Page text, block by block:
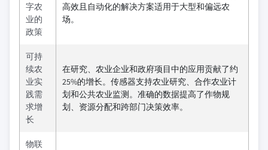
字农
业的
政策
高效且自动化的解决方案适用于大型和偏远农
场。
可持
续农
业实
践需
求增
长
在研究、农业企业和政府项目中的应用贡献了约
25%的增长。传感器支持农业研究、合作农业计
划和公共农业监测。准确的数据提高了作物规
划、资源分配和跨部门决策效率。
物联